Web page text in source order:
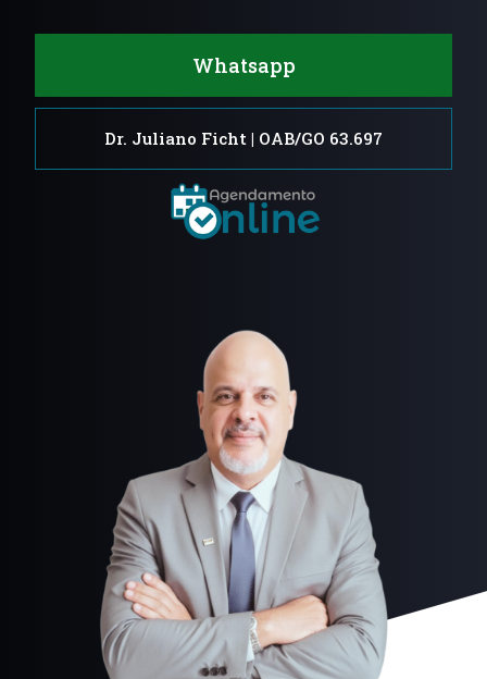
Whatsapp
Dr. Juliano Ficht | OAB/GO 63.697